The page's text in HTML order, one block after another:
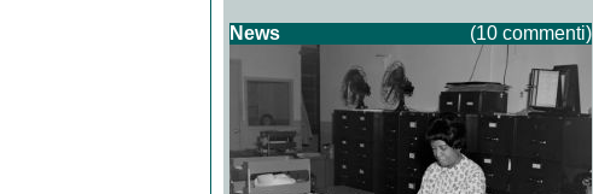
News (10 commenti)